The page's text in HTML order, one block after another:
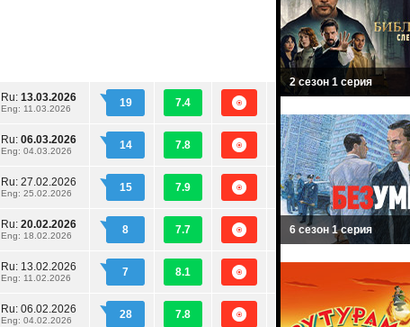
Ru: 13.03.2026
Eng: 11.03.2026 19 7.4
Ru: 06.03.2026
Eng: 04.03.2026 14 7.8
Ru: 27.02.2026
Eng: 25.02.2026 15 7.9
Ru: 20.02.2026
Eng: 18.02.2026 8 7.7
Ru: 13.02.2026
Eng: 11.02.2026 7 8.1
Ru: 06.02.2026
Eng: 04.02.2026 28 7.8
2 сезон 1 серия
6 сезон 1 серия